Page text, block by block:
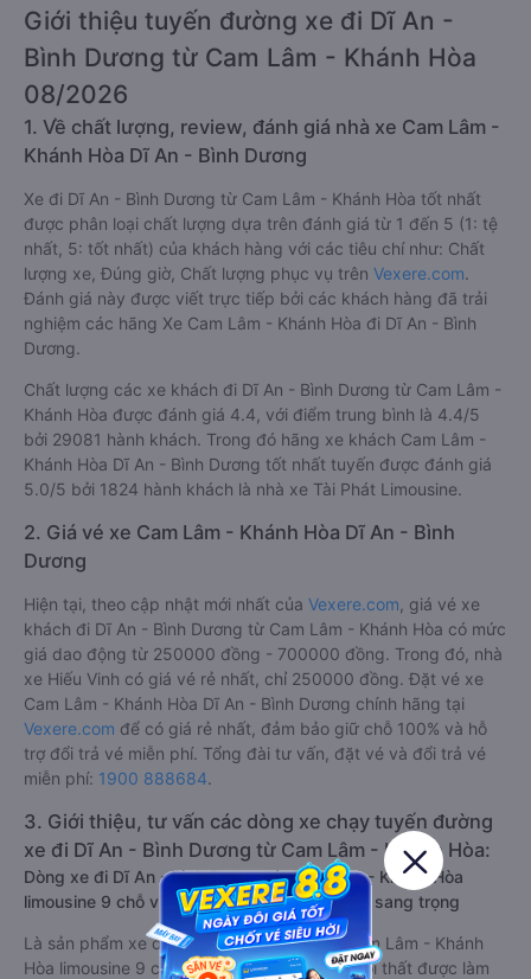
Giới thiệu tuyến đường xe đi Dĩ An -
Bình Dương từ Cam Lâm - Khánh Hòa
08/2026
1. Về chất lượng, review, đánh giá nhà xe Cam Lâm -
Khánh Hòa Dĩ An - Bình Dương
Xe đi Dĩ An - Bình Dương từ Cam Lâm - Khánh Hòa tốt nhất
được phân loại chất lượng dựa trên đánh giá từ 1 đến 5 (1: tệ
nhất, 5: tốt nhất) của khách hàng với các tiêu chí như: Chất
lượng xe, Đúng giờ, Chất lượng phục vụ trên Vexere.com.
Đánh giá này được viết trực tiếp bởi các khách hàng đã trải
nghiệm các hãng Xe Cam Lâm - Khánh Hòa đi Dĩ An - Bình
Dương.
Chất lượng các xe khách đi Dĩ An - Bình Dương từ Cam Lâm -
Khánh Hòa được đánh giá 4.4, với điểm trung bình là 4.4/5
bởi 29081 hành khách. Trong đó hãng xe khách Cam Lâm -
Khánh Hòa Dĩ An - Bình Dương tốt nhất tuyến được đánh giá
5.0/5 bởi 1824 hành khách là nhà xe Tài Phát Limousine.
2. Giá vé xe Cam Lâm - Khánh Hòa Dĩ An - Bình
Dương
Hiện tại, theo cập nhật mới nhất của Vexere.com , giá vé xe
khách đi Dĩ An - Bình Dương từ Cam Lâm - Khánh Hòa có mức
giá dao động từ 250000 đồng - 700000 đồng. Trong đó, nhà
xe Hiếu Vinh có giá vé rẻ nhất, chỉ 250000 đồng. Đặt vé xe
Cam Lâm - Khánh Hòa Dĩ An - Bình Dương chính hãng tại
Vexere.com để có giá rẻ nhất, đảm bảo giữ chỗ 100% và hỗ
trợ đổi trả vé miễn phí. Tổng đài tư vấn, đặt vé và đổi trả vé
miễn phí: 1900 888684.
3. Giới thiệu, tư vấn các dòng xe chạy tuyến đường
xe đi Dĩ An - Bình Dương từ Cam Lâm - Khánh Hòa:
Dòng xe đi Dĩ An - Bình Dương từ Cam Lâm - Khánh Hòa
limousine 9 chỗ vip, chất lượng cao: Tiện lợi, sang trọng
Là sản phẩm xe đi Dĩ An - Bình Dương từ Cam Lâm - Khánh
Hòa limousine 9 chỗ cải tiến từ xe 16 chỗ. Nội thất được làm